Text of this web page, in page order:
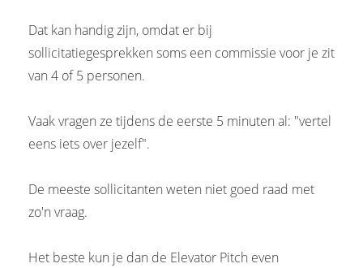
Dat kan handig zijn, omdat er bij
sollicitatiegesprekken soms een commissie voor je zit
van 4 of 5 personen.
Vaak vragen ze tijdens de eerste 5 minuten al: "vertel
eens iets over jezelf".
De meeste sollicitanten weten niet goed raad met
zo'n vraag.
Het beste kun je dan de Elevator Pitch even